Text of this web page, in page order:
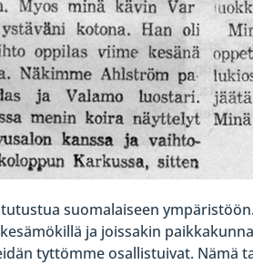
suomalaiseen
ja joissakin
tyttömme osallistuivat. Nämä